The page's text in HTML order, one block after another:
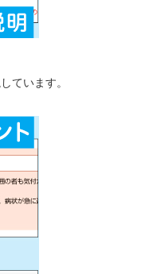
ています。